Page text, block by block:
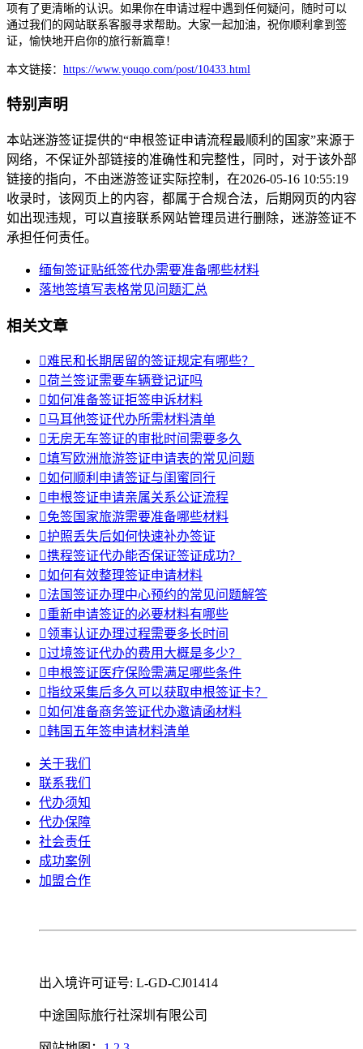
项有了更清晰的认识。如果你在申请过程中遇到任何疑问，随时可以
通过我们的网站联系客服寻求帮助。大家一起加油，祝你顺利拿到签
证，愉快地开启你的旅行新篇章！
本文链接： https://www.youqo.com/post/10433.html
特别声明
本站迷游签证提供的“申根签证申请流程最顺利的国家”来源于
网络，不保证外部链接的准确性和完整性，同时，对于该外部
链接的指向，不由迷游签证实际控制，在2026-05-16 10:55:19
收录时，该网页上的内容，都属于合规合法，后期网页的内容
如出现违规，可以直接联系网站管理员进行删除，迷游签证不
承担任何责任。
缅甸签证贴纸签代办需要准备哪些材料
落地签填写表格常见问题汇总
相关文章
难民和长期居留的签证规定有哪些？
荷兰签证需要车辆登记证吗
如何准备签证拒签申诉材料
马耳他签证代办所需材料清单
无房无车签证的审批时间需要多久
填写欧洲旅游签证申请表的常见问题
如何顺利申请签证与闺蜜同行
申根签证申请亲属关系公证流程
免签国家旅游需要准备哪些材料
护照丢失后如何快速补办签证
携程签证代办能否保证签证成功？
如何有效整理签证申请材料
法国签证办理中心预约的常见问题解答
重新申请签证的必要材料有哪些
领事认证办理过程需要多长时间
过境签证代办的费用大概是多少？
申根签证医疗保险需满足哪些条件
指纹采集后多久可以获取申根签证卡？
如何准备商务签证代办邀请函材料
韩国五年签申请材料清单
关于我们
联系我们
代办须知
代办保障
社会责任
成功案例
加盟合作
出入境许可证号: L-GD-CJ01414
中途国际旅行社深圳有限公司